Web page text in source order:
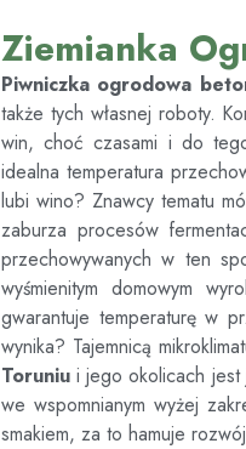
Ziemianka
Piwniczka ogrodowa
także tych własnej roboty.
win, choć czasami i do
idealna temperatura
lubi wino? Znawcy tematu
zaburza procesów
przechowywanych w ten
wyśmienitym domowym
gwarantuje temperaturę w
wynika? Tajemnicą
Toruniui jego okolicach jest
we wspomnianym wyżej
smakiem, za to hamuje